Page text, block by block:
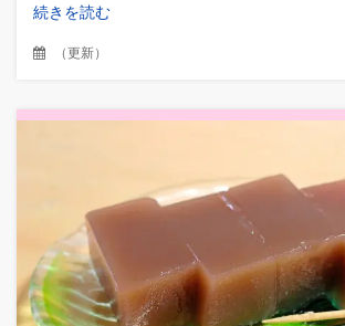
続きを読む
（更新）